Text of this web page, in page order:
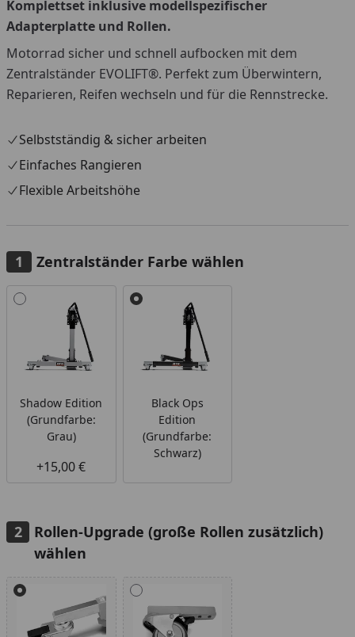
Komplettset inklusive modellspezifischer
Adapterplatte und Rollen.
Motorrad sicher und schnell aufbocken mit dem
Zentralständer EVOLIFT®. Perfekt zum Überwintern,
Reparieren, Reifen wechseln und für die Rennstrecke.
Selbstständig & sicher arbeiten
Einfaches Rangieren
Flexible Arbeitshöhe
Zentralständer Farbe wählen
Alle anzeigen (2)
Shadow Edition
(Grundfarbe:
Grau)
+15,00 €
Black Ops
Edition
(Grundfarbe:
Schwarz)
Rollen-Upgrade (große Rollen zusätzlich)
wählen
Alle anzeigen (2)